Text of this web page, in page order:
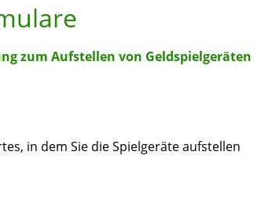
zum Aufstellen von Geldspielgeräten
in dem Sie die Spielgeräte aufstellen